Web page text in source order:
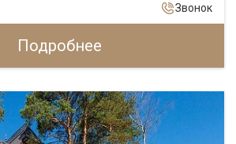
Звонок
Подробнее